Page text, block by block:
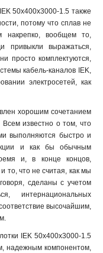
1.5 2
1.5 2
1.5 2
1.5
1.5
1.5 2
1.5 2
1.5 2
1.5 2
1.5 2
1.5
1.5 2
1.5 2
1.5 2
1.5
1.5 2
1.5 2
50х400х3000-1.5 также
потому что сплав не
накрепко, вообщем то,
привыкли выражаться,
просто комплектуются,
кабель-каналов IEK,
электросетей, как
хорошим сочетанием
Всем известно о том, что
выполняются быстро и
и как бы обычным
и, в конце концов,
то, что не считая, как мы
сделаны с учетом
интернациональных
высочайшим,
IEK 50х400х3000-1.5
надежным компонентом,